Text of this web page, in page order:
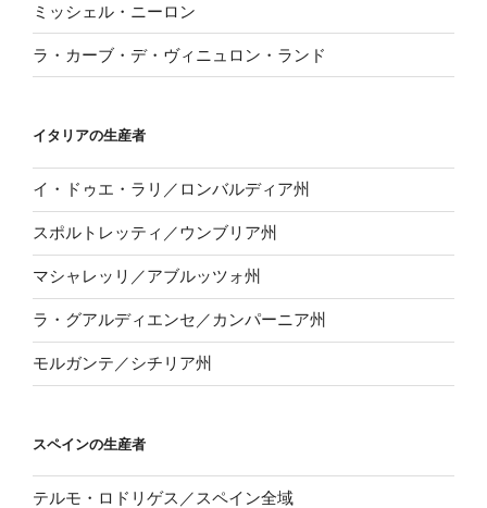
ミッシェル・ニーロン
ラ・カーブ・デ・ヴィニュロン・ランド
イタリアの生産者
イ・ドゥエ・ラリ／ロンバルディア州
スポルトレッティ／ウンブリア州
マシャレッリ／アブルッツォ州
ラ・グアルディエンセ／カンパーニア州
モルガンテ／シチリア州
スペインの生産者
テルモ・ロドリゲス／スペイン全域